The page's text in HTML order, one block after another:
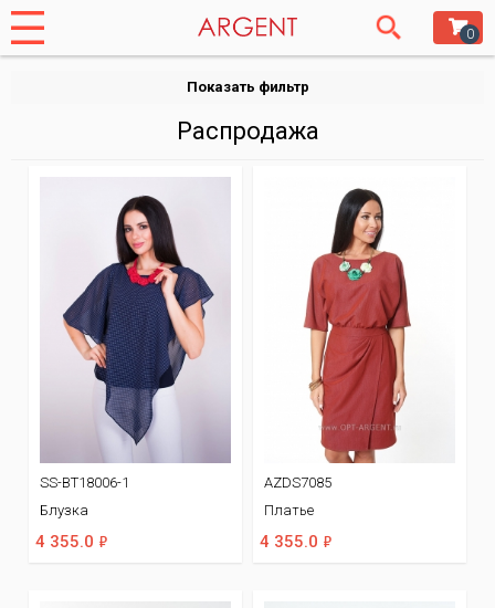
0
Показать фильтр
Распродажа
SS-BT18006-1
Блузка
4 355.0 ф
AZDS7085
Платье
4 355.0 ф